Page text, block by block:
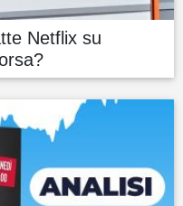
Netflix su